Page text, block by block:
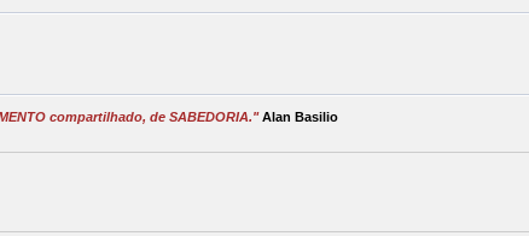
compartilhado, de SABEDORIA." Alan Basilio